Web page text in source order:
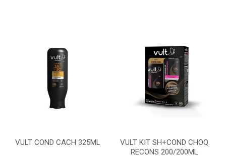
VULT COND CACH 325ML
VULT KIT SH+COND CHOQ
RECONS 200/200ML